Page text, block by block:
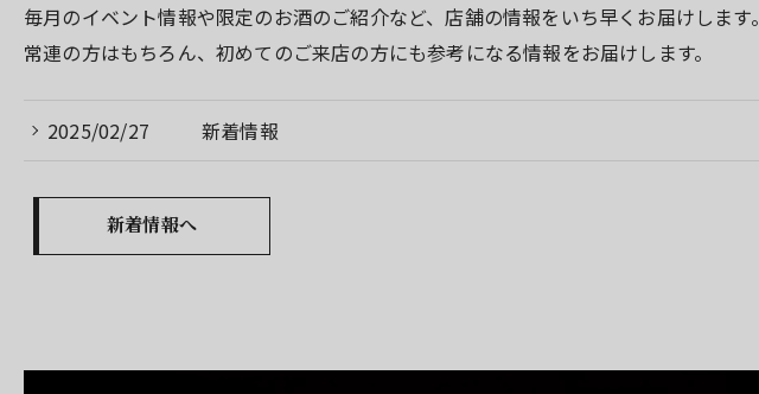
毎月のイベント情報や限定のお酒のご紹介など、店舗の情報をいち早くお届けします。
常連の方はもちろん、初めてのご来店の方にも参考になる情報をお届けします。
2025/02/27 新着情報
新着情報へ